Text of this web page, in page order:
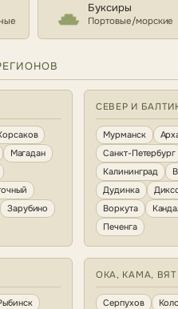
Буксиры
Портовые/морские
Магадан
Зарубино
СЕВЕР И
Мурманск
Санкт-Петербург
Калининград
Дудинка
Воркута
Печенга
ОКА, КАМА,
Серпухов